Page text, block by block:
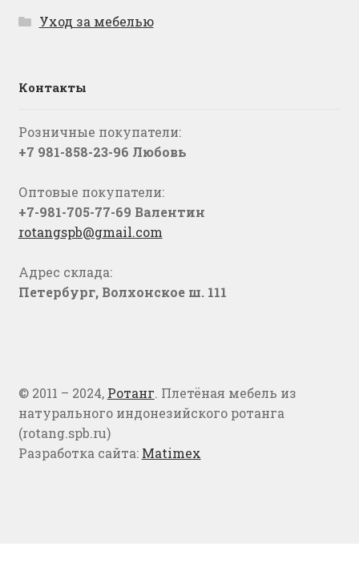
Уход за мебелью
Контакты
Розничные покупатели:
+7 981-858-23-96 Любовь
Оптовые покупатели:
+7-981-705-77-69 Валентин
rotangspb@gmail.com
Адрес склада:
Петербург, Волхонское ш. 111
© 2011 – 2024, Ротанг. Плетёная мебель из
натурального индонезийского ротанга
(rotang.spb.ru)
Разработка сайта: Matimex